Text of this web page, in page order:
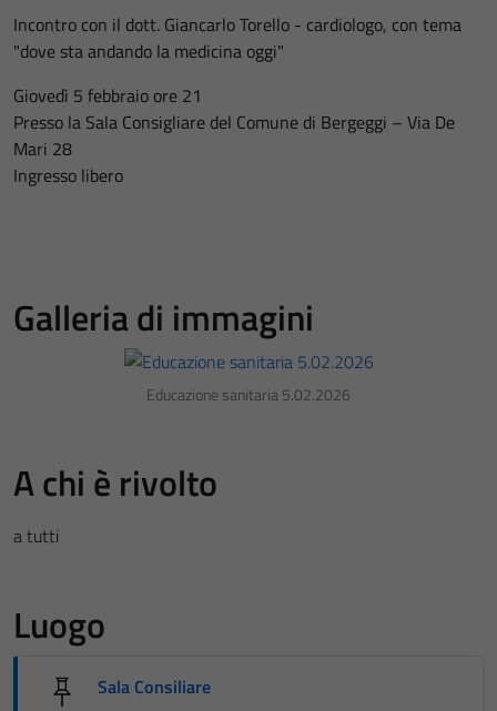
Incontro con il dott. Giancarlo Torello - cardiologo, con tema
"dove sta andando la medicina oggi"
Giovedì 5 febbraio ore 21
Presso la Sala Consigliare del Comune di Bergeggi – Via De
Mari 28
Ingresso libero
Galleria di immagini
Educazione sanitaria 5.02.2026
A chi è rivolto
a tutti
Luogo
Sala Consiliare